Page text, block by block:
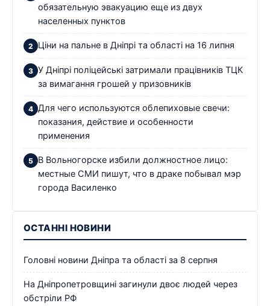
обязательную эвакуацию еще из двух
населенных пунктов
Ціни на пальне в Дніпрі та області на 16 липня
У Дніпрі поліцейські затримали працівників ТЦК
за вимагання грошей у призовників
Для чего используются облепиховые свечи:
показания, действие и особенности
применения
В Вольногорске избили должностное лицо:
местные СМИ пишут, что в драке побывал мэр
города Василенко
ОСТАННІ НОВИНИ
Головні новини Дніпра та області за 8 серпня
На Дніпропетровщині загинули двоє людей через
обстріли РФ